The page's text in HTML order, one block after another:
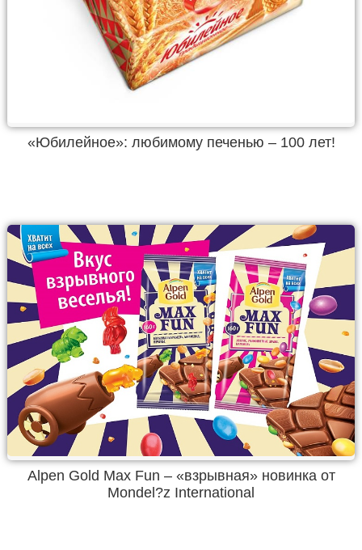
«Юбилейное»: любимому печенью – 100 лет!
Alpen Gold Max Fun – «взрывная» новинка от
Mondel?z International